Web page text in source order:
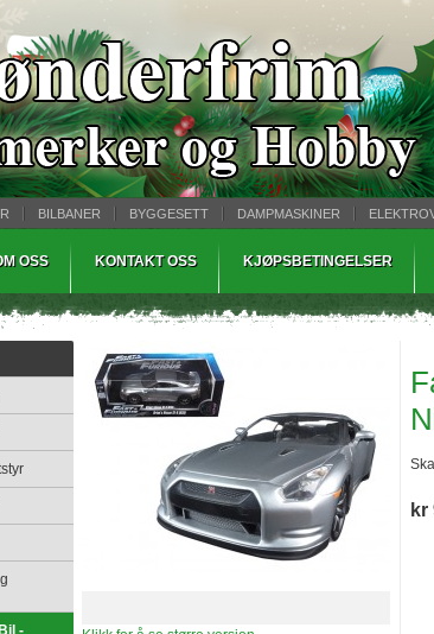
BILBANER BYGGESETT DAMPMASKINER
OSS KONTAKT OSS KJØPSBETINGELSER
-
kr